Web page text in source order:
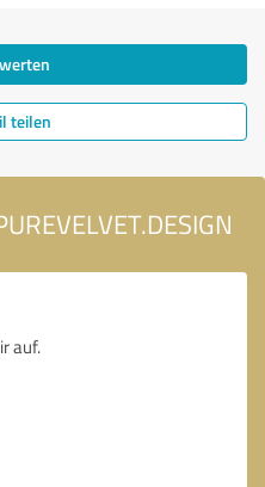
teilen